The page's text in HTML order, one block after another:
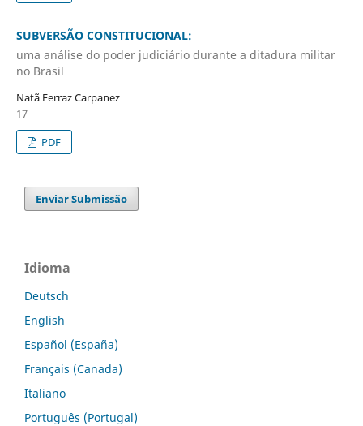
SUBVERSÃO CONSTITUCIONAL:
uma análise do poder judiciário durante a ditadura militar
no Brasil
Natã Ferraz Carpanez
17
PDF
Enviar Submissão
Idioma
Deutsch
English
Español (España)
Français (Canada)
Italiano
Português (Portugal)